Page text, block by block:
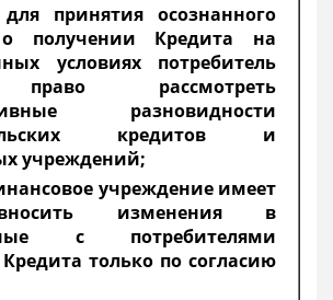
принятия осознанного
получении Кредита на
условиях потребитель
рассмотреть
разновидности
кредитов и
учреждений;
учреждение имеет
изменения в
с потребителями
только по согласию